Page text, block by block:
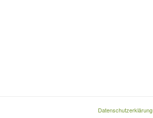
Datenschutzerklärung